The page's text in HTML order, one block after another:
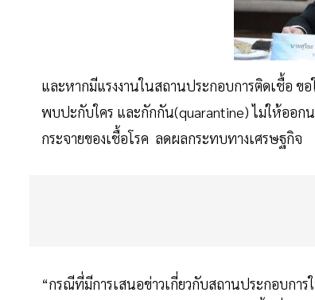
และหากมีแรงงานในสถานประกอบการติดเชื้อ
พบปะกับใคร และกักกัน(quarantine) ไม่ให้ออ
กระจายของเชื้อโรค ลดผลกระทบทางเศรษฐกิจ
“กรณีที่มีการเสนอข่าวเกี่ยวกับสถานประกอบกา